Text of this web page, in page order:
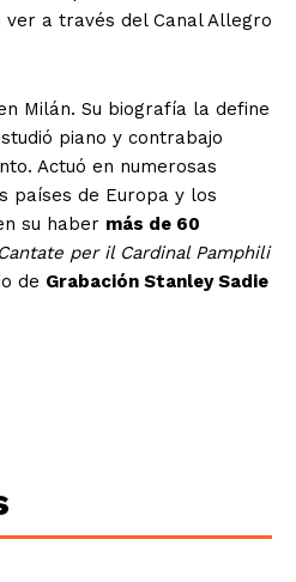
ver a través del Canal Allegro
Milán. Su biografía la define
piano y contrabajo
Actuó en numerosas
países de Europa y los
su haber más de 60
Cantate per il Cardinal Pamphili
de Grabación Stanley Sadie